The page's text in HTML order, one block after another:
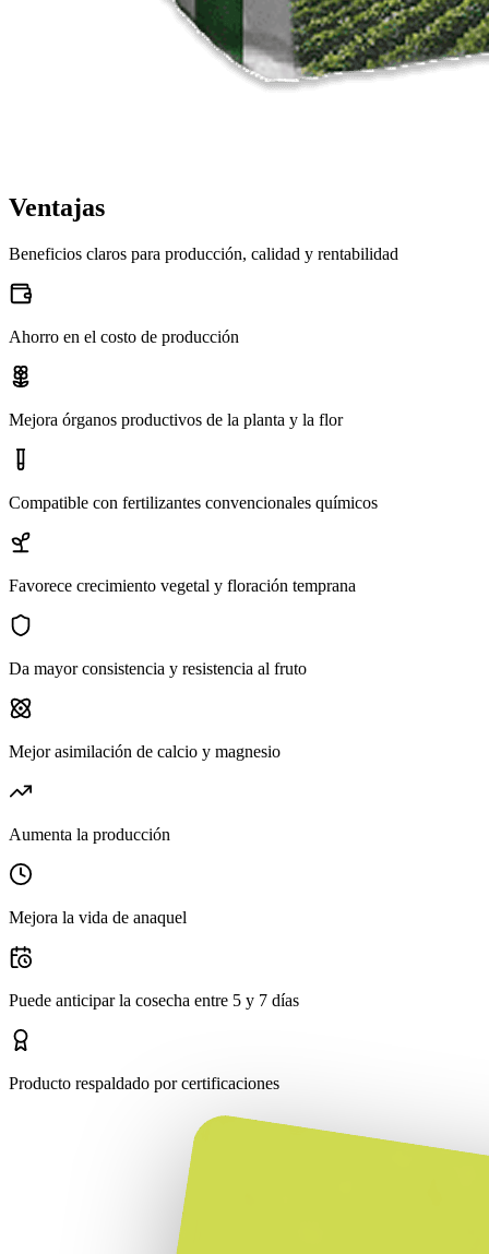
Ventajas
Beneficios claros para producción, calidad y rentabilidad
Ahorro en el costo de producción
Mejora órganos productivos de la planta y la flor
Compatible con fertilizantes convencionales químicos
Favorece crecimiento vegetal y floración temprana
Da mayor consistencia y resistencia al fruto
Mejor asimilación de calcio y magnesio
Aumenta la producción
Mejora la vida de anaquel
Puede anticipar la cosecha entre 5 y 7 días
Producto respaldado por certificaciones